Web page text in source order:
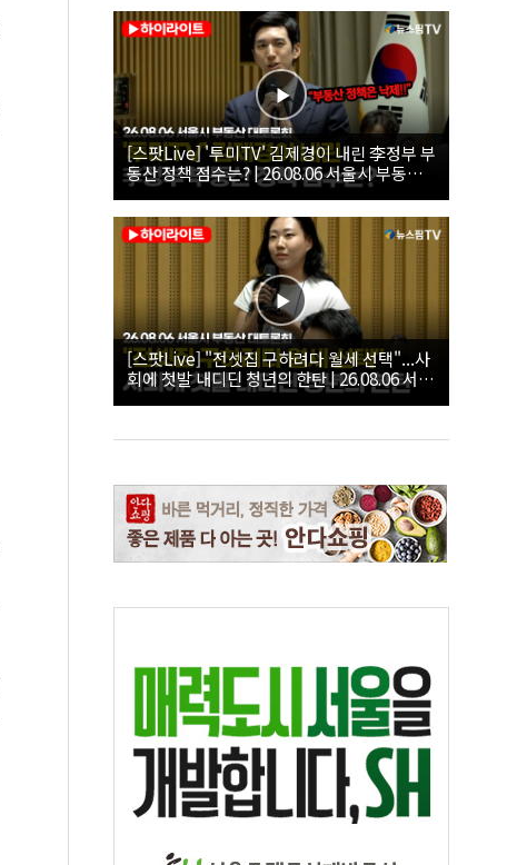
[스팟Live] '투미TV' 김제경이 내린 李정부 부
동산 정책 점수는? | 26.08.06 서울시 부동산
대토론회
[스팟Live] "전셋집 구하려다 월세 선택"...사
회에 첫발 내디딘 청년의 한탄 | 26.08.06 서울
시 부동산 대토론회